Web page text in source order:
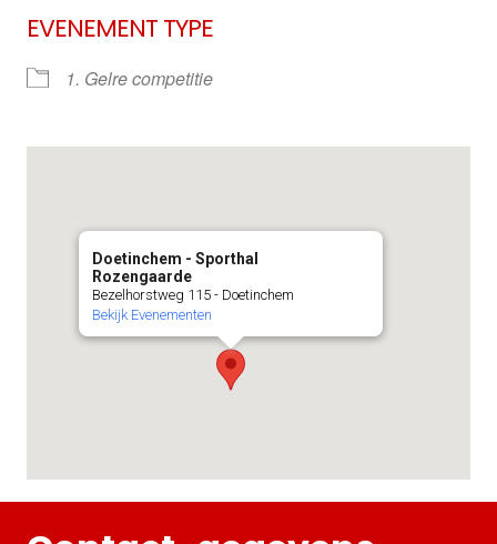
EVENEMENT TYPE
1. Gelre competitie
Doetinchem - Sporthal
Rozengaarde
Bezelhorstweg 115 - Doetinchem
Bekijk Evenementen